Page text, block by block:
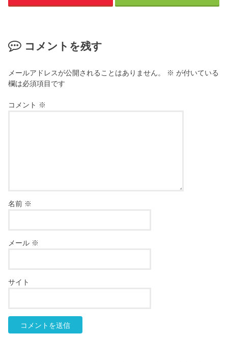
コメントを残す
メールアドレスが公開されることはありません。 ※ が付いている
欄は必須項目です
コメント ※
名前 ※
メール ※
サイト